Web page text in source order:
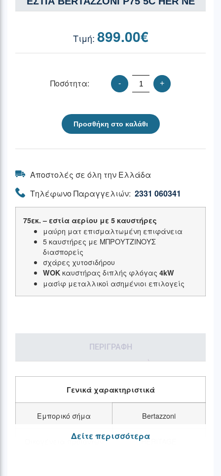
899.00€
Ποσότητα: - +
Προσθήκη στο καλάθι
Αποστολές σε όλη την Ελλάδα
Τηλέφωνο Παραγγελιών: 2331 060341
75εκ. – εστία αερίου με 5 καυστήρες
μαύρη ματ επισμαλτωμένη επιφάνεια
5 καυστήρες με ΜΠΡΟΥΤΖΙΝΟΥΣ
διασπορείς
σχάρες χυτοσιδήρου
WOK καυστήρας διπλής φλόγας 4kW
μασίφ μεταλλικοί ασημένιοι επιλογείς
ΠΕΡΙΓΡΑΦΉ
Γενικά χαρακτηριστικά
Εμπορικό σήμα Bertazzoni
Οικογένεια προϊόντων HERITAGE
Δείτε περισσότερα